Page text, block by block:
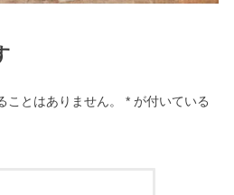
ことはありません。 * が付いている